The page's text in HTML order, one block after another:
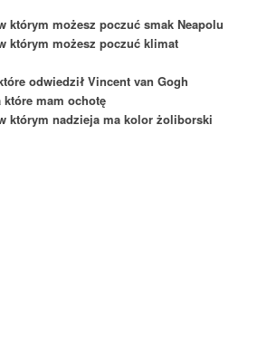
którym możesz poczuć smak Neapolu
którym możesz poczuć klimat
odwiedził Vincent van Gogh
które mam ochotę
którym nadzieja ma kolor żoliborski